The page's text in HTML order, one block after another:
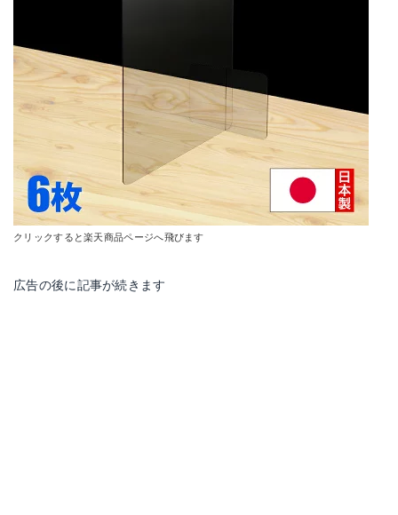
クリックすると楽天商品ページへ飛びます
広告の後に記事が続きます